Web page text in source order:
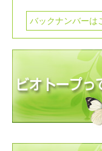
バックナンバーは